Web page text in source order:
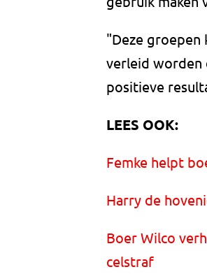
"Deze groepen
verleid worden
positieve
LEES OOK:
Femke helpt
Harry de
Boer Wilco
celstraf